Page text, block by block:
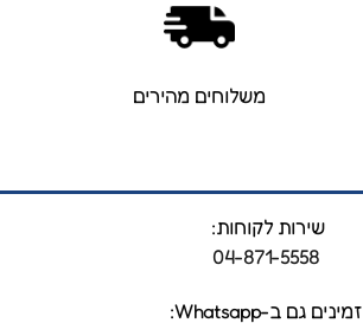
משלוחים מהירים
שירות לקוחות:
04-871-5558
זמינים גם ב-Whatsapp: